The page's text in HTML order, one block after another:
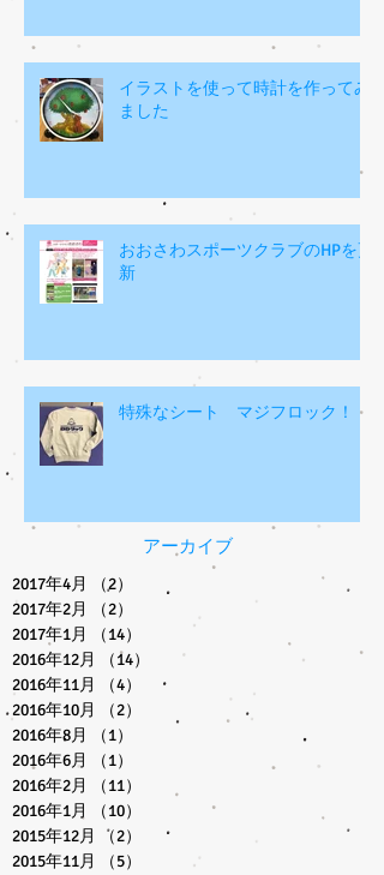
車椅子マーク
イラストを使って時計を作ってみ
ました
おおさわスポーツクラブのHPを更
新
特殊なシート マジフロック！
アーカイブ
2017年4月（2）
2件の記事
2017年2月
（2）
2017年1月
（14）
2016年12月
（14）
14件の記事
2016年11月
（4）
2016年10月
（2）
2016年8月（1）
1件の記事